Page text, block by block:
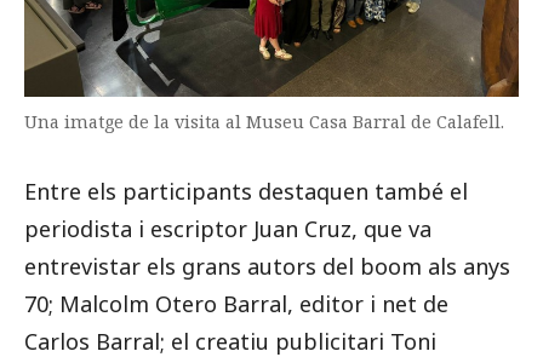
Una imatge de la visita al Museu Casa Barral de Calafell.
Entre els participants destaquen també el
periodista i escriptor Juan Cruz, que va
entrevistar els grans autors del boom als anys
70; Malcolm Otero Barral, editor i net de
Carlos Barral; el creatiu publicitari Toni